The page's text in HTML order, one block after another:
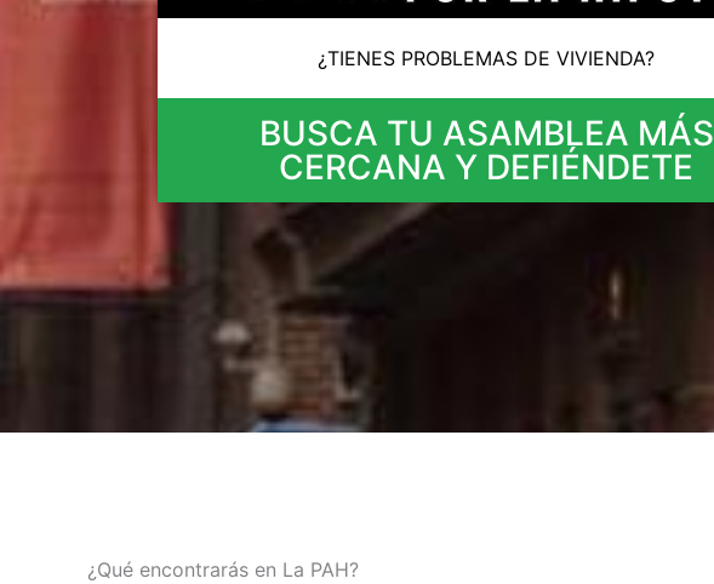
¿TIENES PROBLEMAS DE VIVIENDA?
BUSCA TU ASAMBLEA MÁS
CERCANA Y DEFIÉNDETE
¿Qué encontrarás en La PAH?